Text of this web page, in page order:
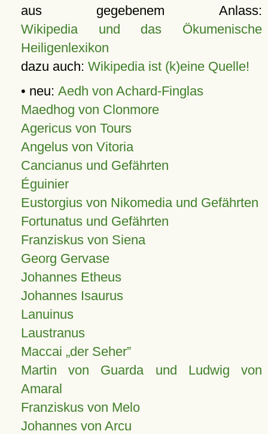
aus gegebenem Anlass:
Wikipedia und das Ökumenische
Heiligenlexikon
dazu auch: Wikipedia ist (k)eine Quelle!
• neu: Aedh von Achard-Finglas
Maedhog von Clonmore
Agericus von Tours
Angelus von Vitoria
Cancianus und Gefährten
Éguinier
Eustorgius von Nikomedia und Gefährten
Fortunatus und Gefährten
Franziskus von Siena
Georg Gervase
Johannes Etheus
Johannes Isaurus
Lanuinus
Laustranus
Maccai „der Seher”
Martin von Guarda und Ludwig von
Amaral
Franziskus von Melo
Johannes von Arcu